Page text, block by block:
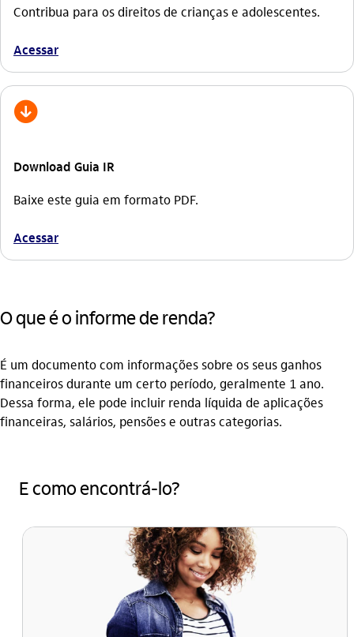
Contribua para os direitos de crianças e adolescentes.
Acessar
download
Download Guia IR
Baixe este guia em formato PDF.
Acessar
O que é o informe de renda?
É um documento com informações sobre os seus ganhos
financeiros durante um certo período, geralmente 1 ano.
Dessa forma, ele pode incluir renda líquida de aplicações
financeiras, salários, pensões e outras categorias.
E como encontrá-lo?